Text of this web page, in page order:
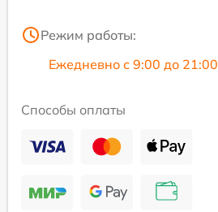
Режим работы:
Ежедневно с 9:00 до 21:00
Способы оплаты